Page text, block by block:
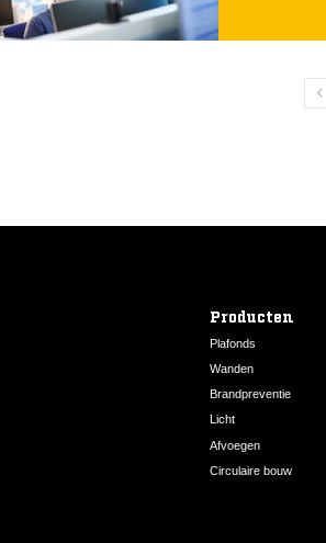
Producten
Plafonds
Wanden
Brandpreventie
Licht
Afvoegen
Circulaire bouw